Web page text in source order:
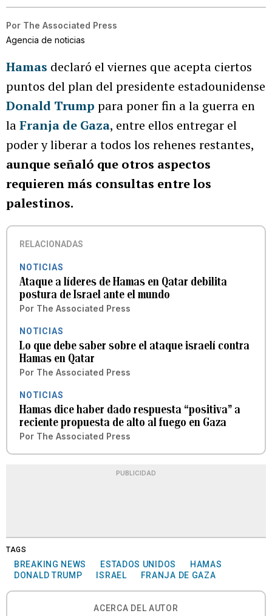
Por The Associated Press
Agencia de noticias
Hamas declaró el viernes que acepta ciertos
puntos del plan del presidente estadounidense
Donald Trump para poner fin a la guerra en
laFranja de Gaza, entre ellos entregar el
poder y liberar a todos los rehenes restantes,
aunque señaló que otros aspectos
requieren más consultas entre los
palestinos.
RELACIONADAS
NOTICIAS
Ataque a líderes de Hamas en Qatar debilita
postura de Israel ante el mundo
Por The Associated Press
NOTICIAS
Lo que debe saber sobre el ataque israelí contra
Hamas en Qatar
Por The Associated Press
NOTICIAS
Hamas dice haber dado respuesta “positiva” a
reciente propuesta de alto al fuego en Gaza
Por The Associated Press
PUBLICIDAD
TAGS
BREAKING NEWS ESTADOS UNIDOS
HAMAS
DONALD TRUMP
ISRAEL FRANJA DE GAZA
ACERCA DEL AUTOR